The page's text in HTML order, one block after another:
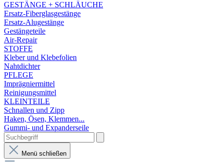
GESTÄNGE + SCHLÄUCHE
Ersatz-Fiberglasgestänge
Ersatz-Alugestänge
Gestängeteile
Air-Repair
STOFFE
Kleber und Klebefolien
Nahtdichter
PFLEGE
Imprägniermittel
Reinigungsmittel
KLEINTEILE
Schnallen und Zipp
Haken, Ösen, Klemmen...
Gummi- und Expanderseile
Menü schließen